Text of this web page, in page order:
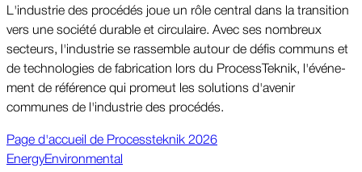
L'indus­trie des procédés joue un rôle central dans la transi­tion
vers une société durable et circu­laire. Avec ses nombreux
secteurs, l'indus­trie se rassem­ble autour de défis communs et
de techno­logies de fabri­cation lors du Process­Teknik, l'événe­
ment de réfé­rence qui promeut les solu­tions d'avenir
communes de l'indus­trie des procédés.
Page d'accueil de Processteknik 2026
EnergyEnvironmental